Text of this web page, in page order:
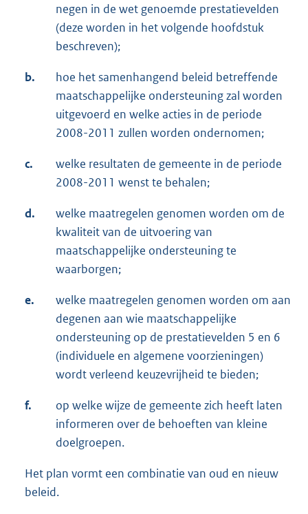
negen in de wet genoemde prestatievelden
(deze worden in het volgende hoofdstuk
beschreven);
b.
hoe het samenhangend beleid betreffende
maatschappelijke ondersteuning zal worden
uitgevoerd en welke acties in de periode
2008-2011 zullen worden ondernomen;
c.
welke resultaten de gemeente in de periode
2008-2011 wenst te behalen;
d.
welke maatregelen genomen worden om de
kwaliteit van de uitvoering van
maatschappelijke ondersteuning te
waarborgen;
e.
welke maatregelen genomen worden om aan
degenen aan wie maatschappelijke
ondersteuning op de prestatievelden 5 en 6
(individuele en algemene voorzieningen)
wordt verleend keuzevrijheid te bieden;
f.
op welke wijze de gemeente zich heeft laten
informeren over de behoeften van kleine
doelgroepen.
Het plan vormt een combinatie van oud en nieuw
beleid.